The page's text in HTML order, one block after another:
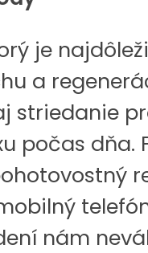
je
a
striedanie
počas dňa.
nám